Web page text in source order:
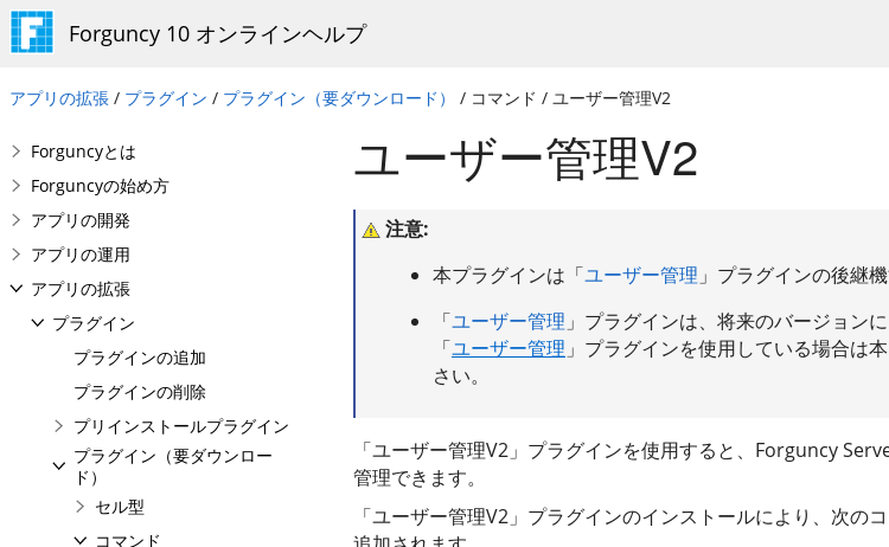
Forguncy 10 オンラインヘルプ
アプリの拡張 / プラグイン / プラグイン（要ダウンロード） / コマンド / ユーザー管理V2
Forguncyとは
Forguncyの始め方
アプリの開発
アプリの運用
アプリの拡張
プラグイン
プラグインの追加
プラグインの削除
プリインストールプラグイン
プラグイン（要ダウンロー
ド）
セル型
コマンド
ユーザー管理V2
注意:
本プラグインは「ユーザー管理 」プラグインの後継機
「ユーザー管理 」プラグインは、将来のバージョン
「ユーザー管理 」プラグインを使用している場合は
さい。
「ユーザー管理V2」プラグインを使用すると、Forguncy
管理できます。
「ユーザー管理V2」プラグインのインストールにより、次の